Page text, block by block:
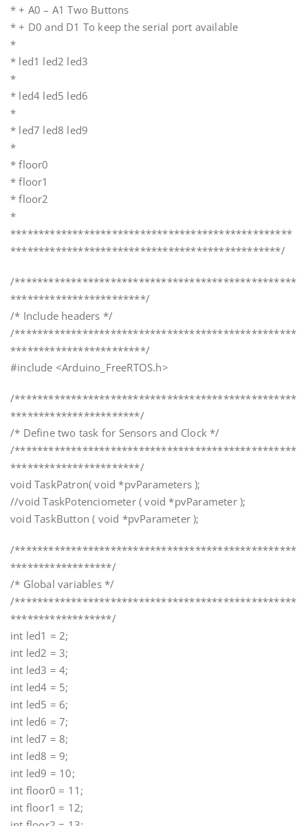
* + A0 – A1 Two Buttons
* + D0 and D1 To keep the serial port available
*
* led1 led2 led3
*
* led4 led5 led6
*
* led7 led8 led9
*
* floor0
* floor1
* floor2
*
**************************************************
************************************************/
/**************************************************
************************/
/* Include headers */
/**************************************************
************************/
#include <Arduino_FreeRTOS.h>
/**************************************************
***********************/
/* Define two task for Sensors and Clock */
/**************************************************
***********************/
void TaskPatron( void *pvParameters );
//void TaskPotenciometer ( void *pvParameter );
void TaskButton ( void *pvParameter );
/**************************************************
******************/
/* Global variables */
/**************************************************
******************/
int led1 = 2;
int led2 = 3;
int led3 = 4;
int led4 = 5;
int led5 = 6;
int led6 = 7;
int led7 = 8;
int led8 = 9;
int led9 = 10;
int floor0 = 11;
int floor1 = 12;